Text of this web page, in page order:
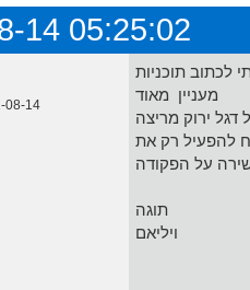
14 05:25:02
08-14
לכתוב תוכניות
מעניין מאוד
ירוק מריצה
להפעיל רק את
על הפקודה
תוגה
ויליאם